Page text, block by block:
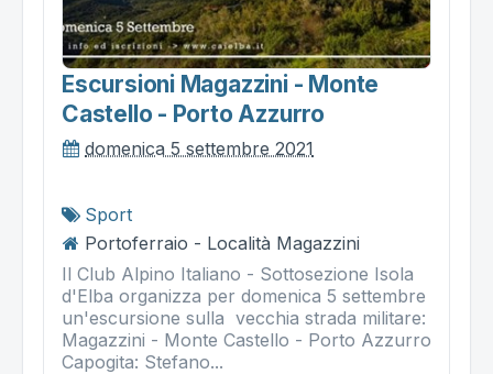
Escursioni Magazzini - Monte
Castello - Porto Azzurro
domenica 5 settembre 2021
Sport
Portoferraio - Località Magazzini
Il Club Alpino Italiano - Sottosezione Isola
d'Elba organizza per domenica 5 settembre
un'escursione sulla vecchia strada militare:
Magazzini - Monte Castello - Porto Azzurro
Capogita: Stefano...